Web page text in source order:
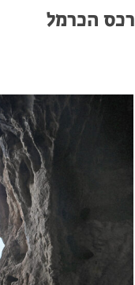
רכס הכרמל